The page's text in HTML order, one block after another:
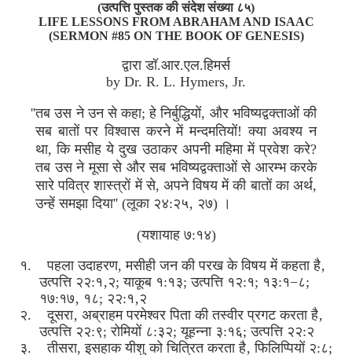
(उत्पत्ति पुस्तक की संदेश संख्या ८५)
LIFE LESSONS FROM ABRAHAM AND ISAAC
(SERMON #85 ON THE BOOK OF GENESIS)
द्वारा डॉ.आर.एल.हिमर्स
by Dr. R. L. Hymers, Jr.
''तब उस ने उन से कहा; हे निर्बुद्धियों, और भविष्यद्वक्ताओं की
सब बातों पर विश्वास करने में मन्दमतियों! क्या अवश्य न
था, कि मसीह ये दुख उठाकर अपनी महिमा में प्रवेश करे?
तब उस ने मूसा से और सब भविष्यद्वक्ताओं से आरम्भ करके
सारे पवित्र शास्त्रों में से, अपने विषय में की बातों का अर्थ,
उन्हें समझा दिया'' (लूका २४:२५‚ २७) ।
(यशायाह ७:१४)
१. पहला उदाहरण, मसीही जन की परख के विषय में कहता है‚
उत्पत्ति २२:१‚२; याकूब १:१३; उत्पत्ति १२:१; १३:१−८;
१७:१७‚ १८; २२:१‚२
२. दूसरा‚ अब्राहम परमेश्वर पिता की तस्वीर प्रगट करता है‚
उत्पत्ति २२:९; रोमियों ८:३२; यूहन्ना ३:१६; उत्पत्ति २२:२
३. तीसरा, इसहाक यीशु को चित्रित करता है‚ फिलिप्पियों २:८;